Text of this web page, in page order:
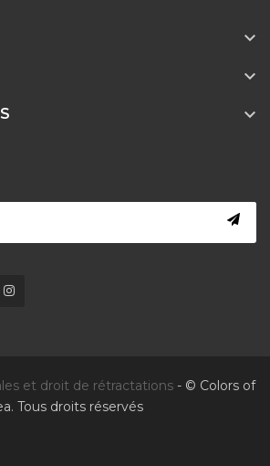



et droit de rétractations - © Colors of
Tous droits réservés